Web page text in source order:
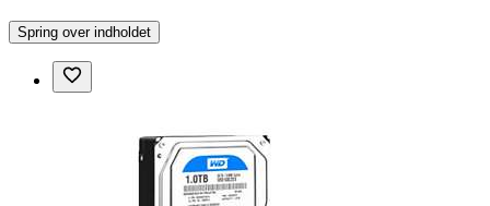
Spring over indholdet